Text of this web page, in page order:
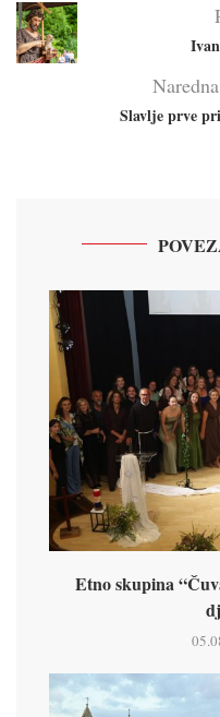
Slavlje prve
Etno skupina